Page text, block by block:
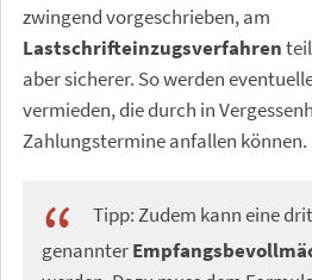
zwingend vorgeschrieben, am
Lastschrifteinzugsverfahren
aber sicherer. So werden
vermieden, die durch in
Zahlungstermine anfallen können.
Tipp: Zudem kann eine
genannter